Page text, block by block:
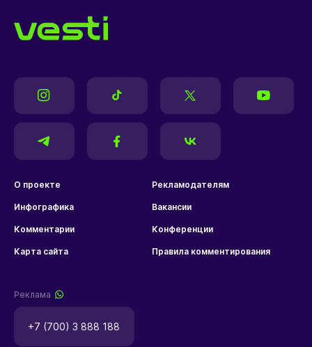
О проекте Рекламодателям
Инфографика Вакансии
Комментарии Конференции
Карта сайта Правила комментирования
Реклама
+7 (700) 3 888 188